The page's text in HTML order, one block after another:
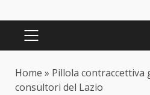
PRIMARY
Home » Pillola
consultori del Lazio